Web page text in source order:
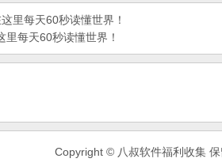
里每天60秒读懂世界！
每天60秒读懂世界！
Copyright © 八叔软件福利收集